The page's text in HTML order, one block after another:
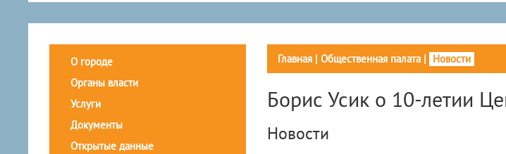
О городе
Органы власти
Услуги
Документы
Открытые данные
Главная| Общественная палата| Новости
Борис Усик о 10-летии
Новости